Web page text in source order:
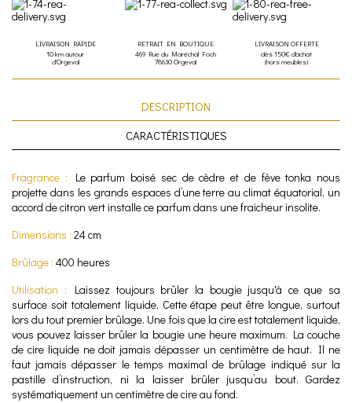
LIVRAISON RAPIDE
10 km autour
d'Orgeval
RETRAIT EN BOUTIQUE
469 Rue du Maréchal Foch
78630 Orgeval
LIVRAISON OFFERTE
dès 150€ d'achat
(hors meubles)
DESCRIPTION
CARACTÉRISTIQUES
Fragrance : Le parfum boisé sec de cèdre et de fève tonka nous
projette dans les grands espaces d’une terre au climat équatorial, un
accord de citron vert installe ce parfum dans une fraicheur insolite.
Dimensions : 24 cm
Brûlage : 400 heures
Utilisation : Laissez toujours brûler la bougie jusqu'à ce que sa
surface soit totalement liquide. Cette étape peut être longue, surtout
lors du tout premier brûlage. Une fois que la cire est totalement liquide,
vous pouvez laisser brûler la bougie une heure maximum. La couche
de cire liquide ne doit jamais dépasser un centimètre de haut. Il ne
faut jamais dépasser le temps maximal de brûlage indiqué sur la
pastille d’instruction, ni la laisser brûler jusqu’au bout. Gardez
systématiquement un centimètre de cire au fond.